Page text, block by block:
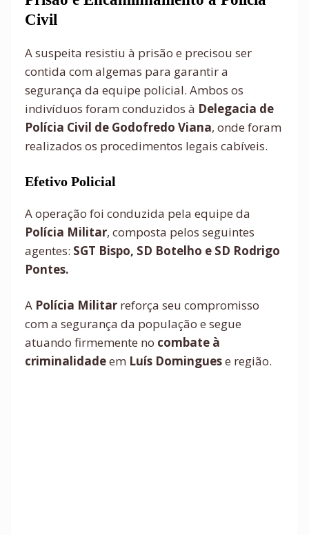
Civil
A suspeita resistiu à prisão e precisou ser
contida com algemas para garantir a
segurança da equipe policial. Ambos os
indivíduos foram conduzidos à Delegacia de
Polícia Civil de Godofredo Viana, onde foram
realizados os procedimentos legais cabíveis.
Efetivo Policial
A operação foi conduzida pela equipe da
Polícia Militar, composta pelos seguintes
agentes: SGT Bispo, SD Botelho e SD Rodrigo
Pontes.
A Polícia Militar reforça seu compromisso
com a segurança da população e segue
atuando firmemente no combate à
criminalidadeem Luís Dominguese região.